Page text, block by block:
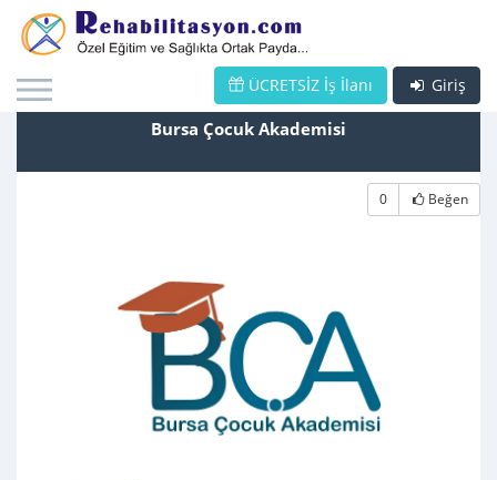
Giriş
ÜCRETSİZ İş İlanı
Bursa Çocuk Akademisi
0 Beğen